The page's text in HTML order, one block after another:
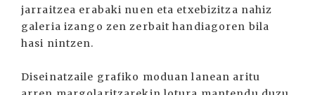
jarraitzea erabaki nuen eta etxebizitza nahiz
galeria izango zen zerbait handiagoren bila
hasi nintzen.
Diseinatzaile grafiko moduan lanean aritu